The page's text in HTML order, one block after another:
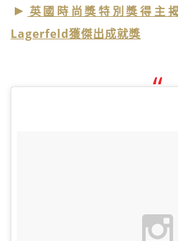
英國時尚獎特別獎得主
Lagerfeld獲傑出成就獎